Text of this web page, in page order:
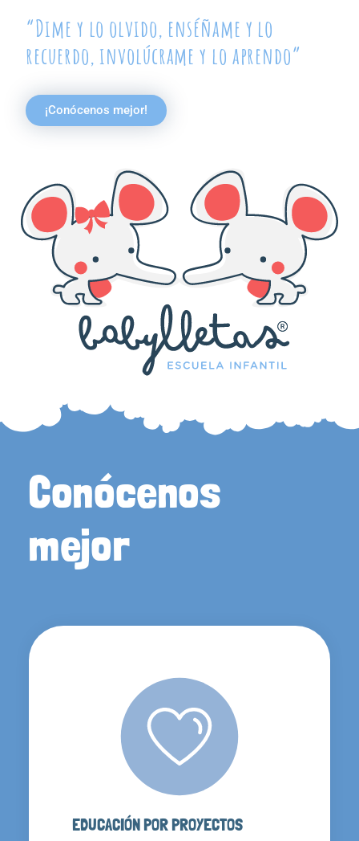
“Dime y lo olvido, enséñame y lo
recuerdo, involúcrame y lo aprendo”
¡Conócenos mejor!
Conócenos
mejor
EDUCACIÓN POR PROYECTOS